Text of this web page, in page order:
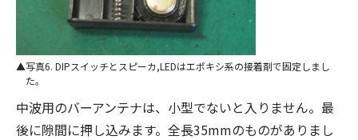
写真6. DIPスイッチとスピーカ,LEDはエポキシ系の接着剤で固定しまし
た。
中波用のバーアンテナは、小型でないと入りません。最
後に隙間に押し込みます。全長35mmのものがありまし